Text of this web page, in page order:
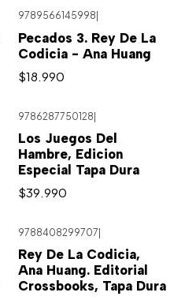
9789566145998
Pecados 3. Rey De La
Codicia - Ana Huang
$18.990
9786287750128|
Los Juegos Del
Hambre, Edicion
Especial Tapa Dura
$39.990
9788408299707
Rey De La Codicia,
Ana Huang. Editorial
Crossbooks, Tapa Dura